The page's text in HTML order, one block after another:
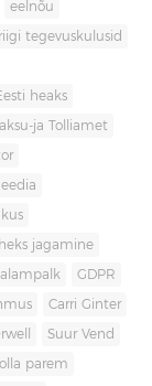
eelnõu
tegevuskulusid
heaks
ja Tolliamet
jagamine
alampalk GDPR
Carri Ginter
Suur Vend
parem